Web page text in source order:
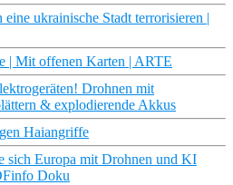
ukrainische Stadt terrorisieren |
| Mit offenen Karten | ARTE
Drohnen mit
& explodierende Akkus
Haiangriffe
sich Europa mit Drohnen und KI
Doku